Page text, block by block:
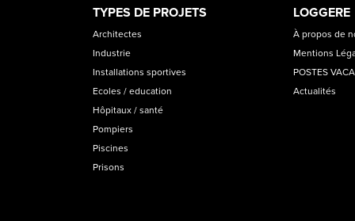
TYPES DE PROJETS
Architectes
Industrie
Installations sportives
Ecoles / education
Hôpitaux / santé
Pompiers
Piscines
Prisons
LOGGERE
À propos de
Mentions
POSTES
Actualités